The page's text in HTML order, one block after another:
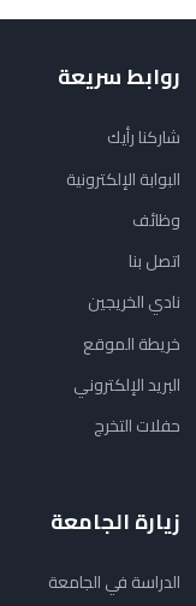
روابط سريعة
شاركنا رأيك
البوابة الإلكترونية
وظائف
اتصل بنا
نادي الخريجين
خريطة الموقع
البريد الإلكتروني
حفلات التخرج
زيارة الجامعة
الدراسة في الجامعة